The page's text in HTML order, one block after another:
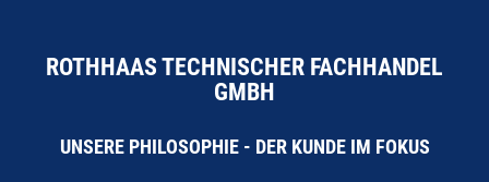
ROTHHAAS TECHNISCHER FACHHANDEL
GMBH
UNSERE PHILOSOPHIE - DER KUNDE IM FOKUS